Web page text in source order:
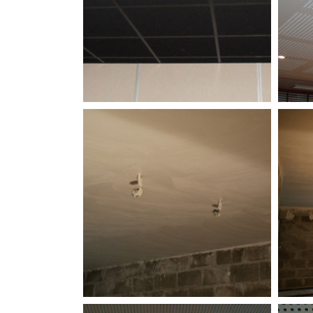
plafonnage sol ancien